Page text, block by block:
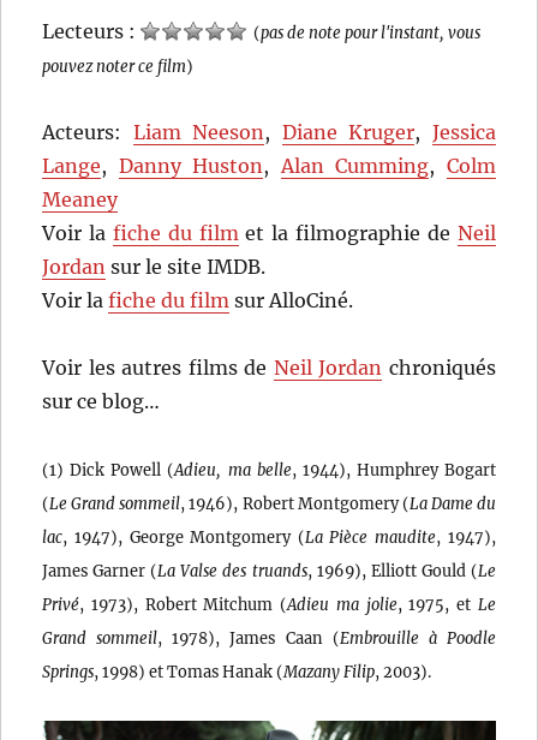
Lecteurs : (pas de note pour l'instant, vous
pouvez noter ce film)
Acteurs: Liam Neeson, Diane Kruger, Jessica
Lange, Danny Huston,Alan Cumming, Colm
Meaney
Voir la fiche du filmet la filmographie de Neil
Jordan sur le site IMDB.
Voir lafiche du film sur AlloCiné.
Voir les autres films de Neil Jordan chroniqués
sur ce blog…
(1) Dick Powell (Adieu, ma belle, 1944), Humphrey Bogart
(Le Grand sommeil, 1946), Robert Montgomery (La Dame du
lac, 1947), George Montgomery (La Pièce maudite, 1947),
James Garner (La Valse des truands, 1969), Elliott Gould (Le
Privé, 1973), Robert Mitchum (Adieu ma jolie, 1975, et Le
Grand sommeil, 1978), James Caan (Embrouille à Poodle
Springs, 1998) et Tomas Hanak (Mazany Filip, 2003).